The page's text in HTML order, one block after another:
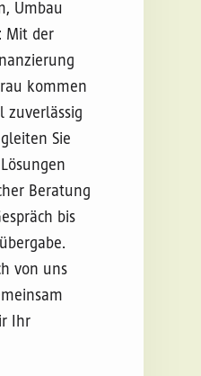
Umbau
Mit der
kommen
zuverlässig
Sie
Beratung
bis
von uns
Ihr